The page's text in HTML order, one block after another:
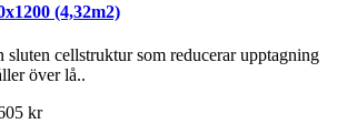
(4,32m2)
sluten cellstruktur som reducerar upptagning
över lå..
kr